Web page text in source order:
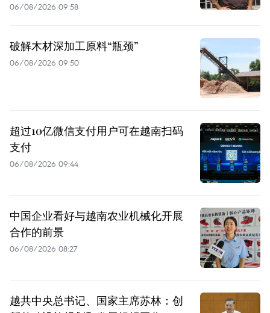
06/08/2026 09:58
破解木材深加工原料“瓶颈”
06/08/2026 09:50
超过10亿微信支付用户可在越南扫码
支付
06/08/2026 09:44
中国企业看好与越南农业机械化开展
合作的前景
06/08/2026 08:27
越共中央总书记、国家主席苏林：创